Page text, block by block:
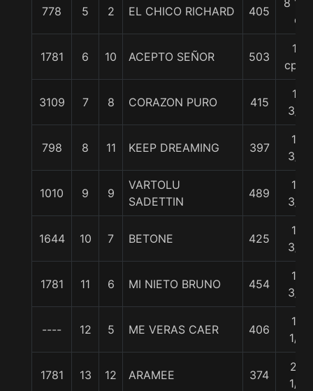
778 5 2 EL CHICO RICHARD 405
8 1/2
c
1781 6 10 ACEPTO SEÑOR 503
11
cpos
3109 7 8 CORAZON PURO 415
11
3/4
798 8 11 KEEP DREAMING 397
12
3/4
1010 9 9
VARTOLU
SADETTIN
489
16
3/4
1644 10 7 BETONE 425
16
3/4
1781 11 6 MI NIETO BRUNO 454
16
3/4
---- 12 5 ME VERAS CAER 406
18
1/2
1781 13 12 ARAMEE 374
22
1/2